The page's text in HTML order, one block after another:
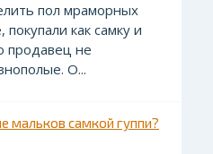
пол мраморных
как самку и
продавец не
О...
мальков самкой гуппи?